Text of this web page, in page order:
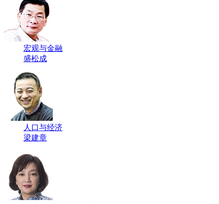
宏观与金融
盛松成
人口与经济
梁建章